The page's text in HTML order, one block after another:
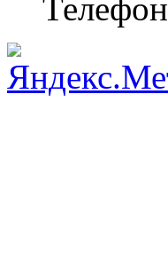
Телефон